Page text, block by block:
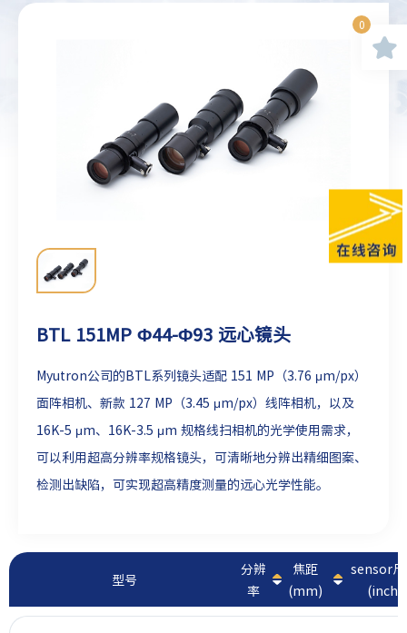
BTL 151MP Φ44-Φ93 远心镜头
Myutron公司的BTL系列镜头适配 151 MP（3.76 μm/px）
面阵相机、新款 127 MP（3.45 μm/px）线阵相机，以及
16K‑5 μm、16K‑3.5 μm 规格线扫相机的光学使用需求，
可以利用超高分辨率规格镜头，可清晰地分辨出精细图案、
检测出缺陷，可实现超高精度测量的远心光学性能。
型号
分辨
率
焦距
(mm)
sensor
(inch)
0